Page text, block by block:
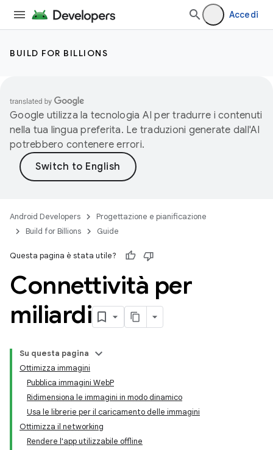
Accedi
BUILD FOR BILLIONS
Google utilizza la tecnologia AI per tradurre i contenuti
nella tua lingua preferita. Le traduzioni generate dall'AI
potrebbero contenere errori.
Android Developers
Progettazione e pianificazione
Build for Billions
Guide
Questa pagina è stata utile?
Connettività per
miliardi
Su questa pagina
Ottimizza immagini
Pubblica immagini WebP
Ridimensiona le immagini in modo dinamico
Usa le librerie per il caricamento delle immagini
Ottimizza il networking
Rendere l'app utilizzabile offline